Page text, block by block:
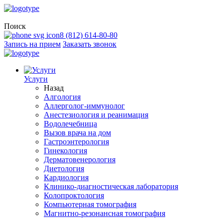
Поиск
8 (812) 614-80-80
Запись на прием Заказать звонок
Услуги
Назад
Алгология
Аллерголог-иммунолог
Анестезиология и реанимация
Водолечебница
Вызов врача на дом
Гастроэнтерология
Гинекология
Дерматовенерология
Диетология
Кардиология
Клинико-диагностическая лаборатория
Колопроктология
Компьютерная томография
Магнитно-резонансная томография